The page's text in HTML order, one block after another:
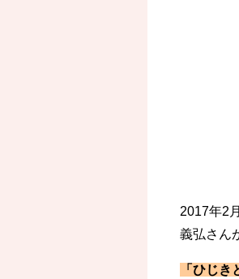
2017年2
義弘さん
「ひじき